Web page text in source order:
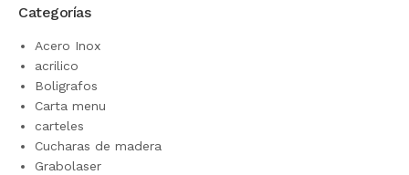
Categorías
Acero Inox
acrilico
Boligrafos
Carta menu
carteles
Cucharas de madera
Grabolaser